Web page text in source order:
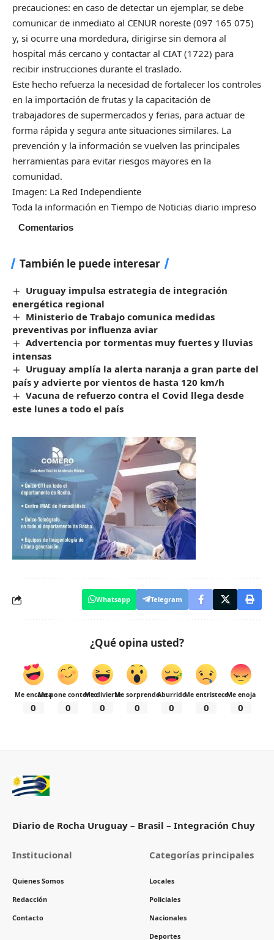
precauciones: en caso de detectar un ejemplar, se debe
comunicar de inmediato al CENUR noreste (097 165 075)
y, si ocurre una mordedura, dirigirse sin demora al
hospital más cercano y contactar al CIAT (1722) para
recibir instrucciones durante el traslado.
Este hecho refuerza la necesidad de fortalecer los controles
en la importación de frutas y la capacitación de
trabajadores de supermercados y ferias, para actuar de
forma rápida y segura ante situaciones similares. La
prevención y la información se vuelven las principales
herramientas para evitar riesgos mayores en la
comunidad.
Imagen: La Red Independiente
Toda la información en Tiempo de Noticias diario impreso
Comentarios
También le puede interesar
Uruguay impulsa estrategia de integración
energética regional
Ministerio de Trabajo comunica medidas
preventivas por influenza aviar
Advertencia por tormentas muy fuertes y lluvias
intensas
Uruguay amplía la alerta naranja a gran parte del
país y advierte por vientos de hasta 120 km/h
Vacuna de refuerzo contra el Covid llega desde
este lunes a todo el país
Whatsapp Telegram
¿Qué opina usted?
Me encanta
0
Me pone contento
0
Me divierte
0
Me sorprende
0
Aburrido
0
Me entristece
0
Me enoja
0
Diario de Rocha Uruguay – Brasil – Integración Chuy
Institucional
Quienes Somos
Redacción
Contacto
Categorías principales
Locales
Policiales
Nacionales
Deportes